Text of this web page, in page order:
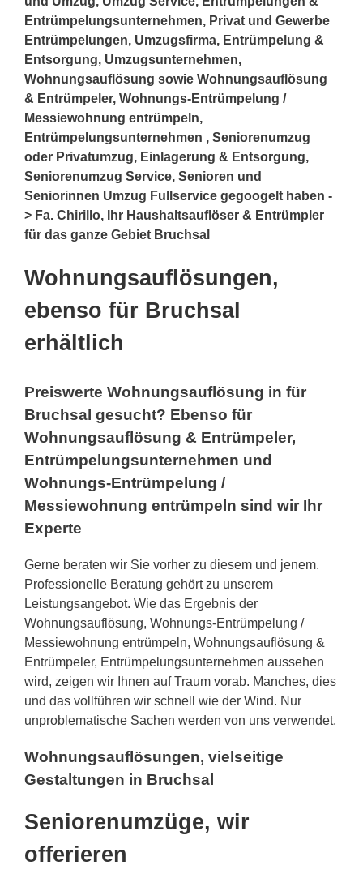
Entrümpelungsunternehmen, Privat und Gewerbe
Entrümpelungen, Umzugsfirma, Entrümpelung &
Entsorgung, Umzugsunternehmen,
Wohnungsauflösung sowie Wohnungsauflösung
& Entrümpeler, Wohnungs-Entrümpelung /
Messiewohnung entrümpeln,
Entrümpelungsunternehmen , Seniorenumzug
oder Privatumzug, Einlagerung & Entsorgung,
Seniorenumzug Service, Senioren und
Seniorinnen Umzug Fullservice gegoogelt haben -
> Fa. Chirillo, Ihr Haushaltsauflöser & Entrümpler
für das ganze Gebiet Bruchsal
Wohnungsauflösungen,
ebenso für Bruchsal
erhältlich
Preiswerte Wohnungsauflösung in für
Bruchsal gesucht? Ebenso für
Wohnungsauflösung & Entrümpeler,
Entrümpelungsunternehmen und
Wohnungs-Entrümpelung /
Messiewohnung entrümpeln sind wir Ihr
Experte
Gerne beraten wir Sie vorher zu diesem und jenem.
Professionelle Beratung gehört zu unserem
Leistungsangebot. Wie das Ergebnis der
Wohnungsauflösung, Wohnungs-Entrümpelung /
Messiewohnung entrümpeln, Wohnungsauflösung &
Entrümpeler, Entrümpelungsunternehmen aussehen
wird, zeigen wir Ihnen auf Traum vorab. Manches, dies
und das vollführen wir schnell wie der Wind. Nur
unproblematische Sachen werden von uns verwendet.
Wohnungsauflösungen, vielseitige
Gestaltungen in Bruchsal
Seniorenumzüge, wir
offerieren